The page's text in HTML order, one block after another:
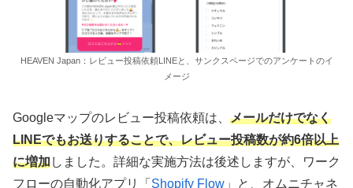
HEAVEN Japan：レビュー投稿依頼LINEと、サンクスページでのアンケートのイ
メージ
Googleマップのレビュー投稿依頼は、 メールだけでなく
LINEでもお送りすることで、レビュー投稿数が約6倍以上
に増加しました。詳細な実施方法は後述しますが、ワーク
フローの自動化アプリ「 Shopify Flow 」と、オムニチャネ